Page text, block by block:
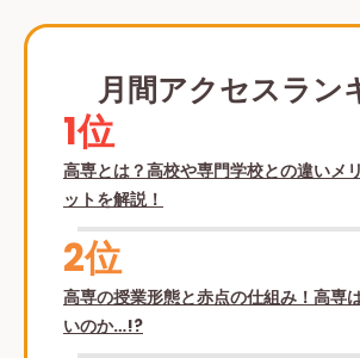
月間アクセスラン
1位
高専とは？高校や専門学校との違いメ
ットを解説！
2位
高専の授業形態と赤点の仕組み！高専
いのか…!?